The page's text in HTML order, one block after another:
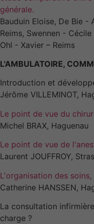
générale.
Bauduin Eloise, De Bie -
Reims, Swennen -
Ohl - Xavier – Reims
L'AMBULATOIRE,
Introduction et
Jérôme VILLEMINOT,
Le point de vue du
Michel BRAX, Haguenau
Le point de vue de
Laurent JOUFFROY,
L'organisation des
Catherine HANSSEN,
La consultation
charge ?